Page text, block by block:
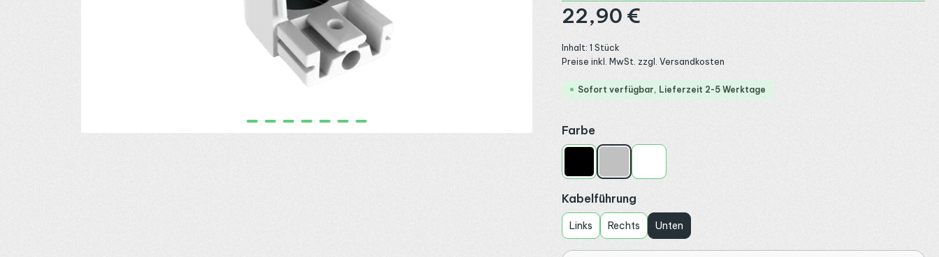
Regulärer Preis:
22,90 €
Inhalt: 1 Stück
Preise inkl. MwSt. zzgl. Versandkosten
Sofort verfügbar, Lieferzeit 2-5 Werktage
Farbeauswählen
Kabelführung
Links Rechts Unten